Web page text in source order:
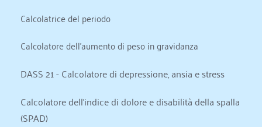
Calcolatrice del periodo
Calcolatore dell'aumento di peso in gravidanza
DASS 21 - Calcolatore di depressione, ansia e stress
Calcolatore dell'indice di dolore e disabilità della spalla
(SPAD)